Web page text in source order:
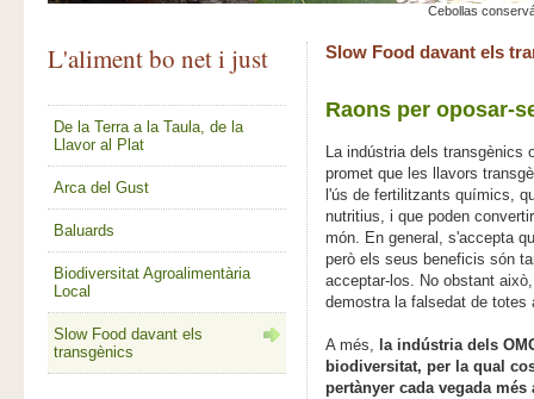
Cebollas
L'aliment bo net i just
De la Terra a la Taula, de la
Llavor al Plat
Arca del Gust
Baluards
Biodiversitat Agroalimentària
Local
Slow Food davant els
transgènics
Slow Food davant els
Raons per oposar-
La indústria dels transgènics
promet que les llavors
l'ús de fertilitzants químics,
nutritius, i que poden
món. En general, s'accepta
però els seus beneficis són
acceptar-los. No obstant
demostra la falsedat de totes
A més, la indústria dels
biodiversitat, per la qual
pertànyer cada vegada